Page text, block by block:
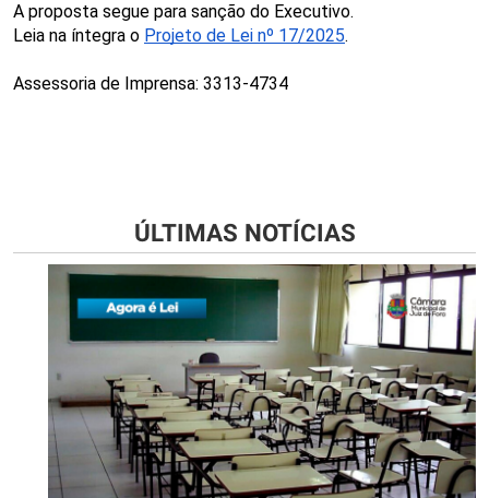
A proposta segue para sanção do Executivo.
Leia na íntegra o Projeto de Lei nº 17/2025.
Assessoria de Imprensa: 3313-4734
ÚLTIMAS NOTÍCIAS